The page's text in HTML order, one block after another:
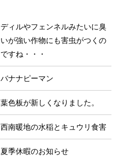
ディルやフェンネルみたいに臭
いが強い作物にも害虫がつくの
ですね・・・
バナナピーマン
葉色板が新しくなりました。
西南暖地の水稲とキュウリ食害
夏季休暇のお知らせ